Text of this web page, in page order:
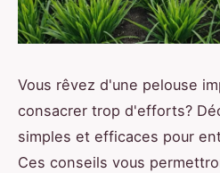
Vous rêvez d'une pelouse
consacrer trop d'efforts?
simples et efficaces pour
Ces conseils vous